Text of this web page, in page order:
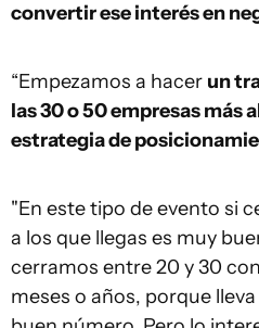
convertir ese interés en
“Empezamos a hacer un
las 30 o 50 empresas más
estrategia de
"En este tipo de evento si
a los que llegas es muy
cerramos entre 20 y 30
meses o años, porque